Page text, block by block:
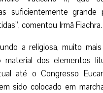
suficientemente grande
comentou Irmã Fiachra.
a religiosa, muito
material dos elementos
até o Congresso
sido colocado em